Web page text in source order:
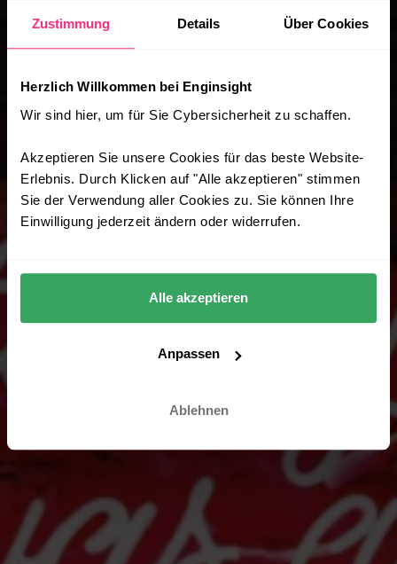
Zustimmung Details Über Cookies
Herzlich Willkommen bei Enginsight
Wir sind hier, um für Sie Cybersicherheit zu schaffen.
Akzeptieren Sie unsere Cookies für das beste Website-
Erlebnis. Durch Klicken auf "Alle akzeptieren" stimmen
Sie der Verwendung aller Cookies zu. Sie können Ihre
Einwilligung jederzeit ändern oder widerrufen.
Alle akzeptieren
Anpassen
Ablehnen